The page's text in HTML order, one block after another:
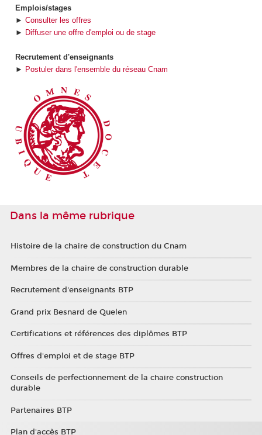
Emplois/stages
► Consulter les offres
► Diffuser une offre d'emploi ou de stage
Recrutement d'enseignants
► Postuler dans l'ensemble du réseau Cnam
Dans la même rubrique
Histoire de la chaire de construction du Cnam
Membres de la chaire de construction durable
Recrutement d'enseignants BTP
Grand prix Besnard de Quelen
Certifications et références des diplômes BTP
Offres d'emploi et de stage BTP
Conseils de perfectionnement de la chaire construction
durable
Partenaires BTP
Plan d'accès BTP